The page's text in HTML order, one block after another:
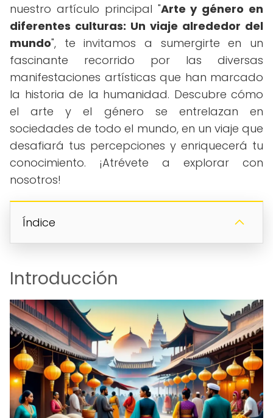
nuestro artículo principal "Arte y género en
diferentes culturas: Un viaje alrededor del
mundo", te invitamos a sumergirte en un
fascinante recorrido por las diversas
manifestaciones artísticas que han marcado
la historia de la humanidad. Descubre cómo
el arte y el género se entrelazan en
sociedades de todo el mundo, en un viaje que
desafiará tus percepciones y enriquecerá tu
conocimiento. ¡Atrévete a explorar con
nosotros!
Índice
Introducción